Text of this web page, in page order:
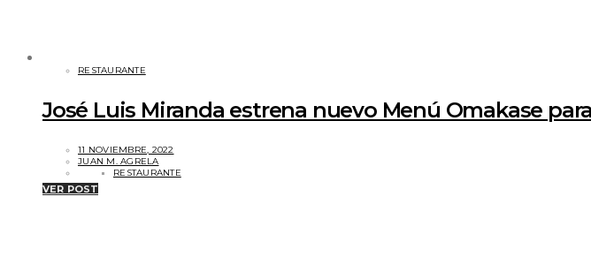
RESTAURANTE
José Luis Miranda estrena nuevo Menú Omakase
11 NOVIEMBRE, 2022
JUAN M. AGRELA
RESTAURANTE
VER POST